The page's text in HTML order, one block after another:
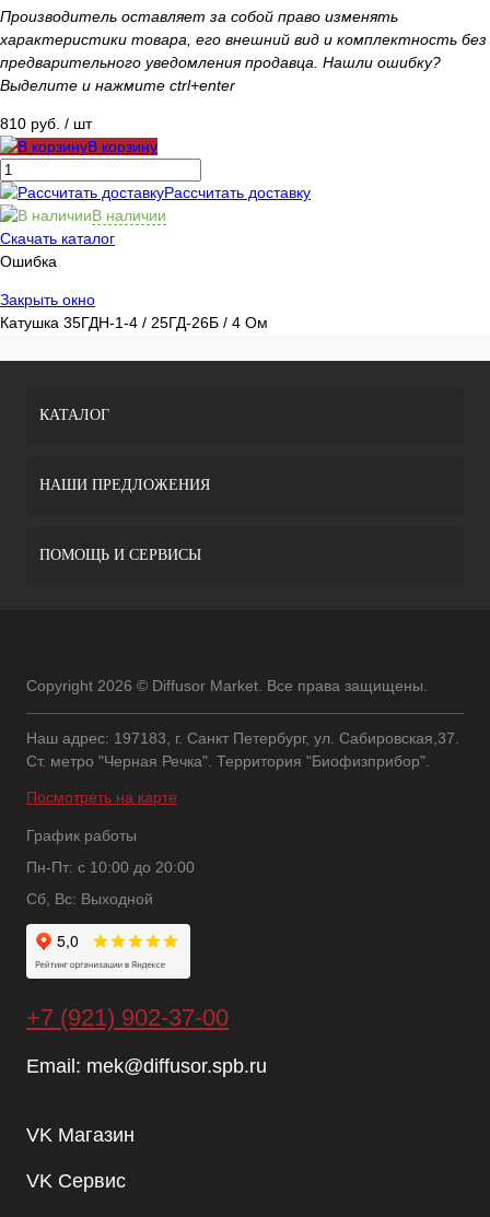
Производитель оставляет за собой право изменять
характеристики товара, его внешний вид и комплектность без
предварительного уведомления продавца. Нашли ошибку?
Выделите и нажмите ctrl+enter
810 руб. / шт
В корзину
Рассчитать доставку
В наличии
Скачать каталог
Ошибка
Закрыть окно
Катушка 35ГДН-1-4 / 25ГД-26Б / 4 Ом
КАТАЛОГ
НАШИ ПРЕДЛОЖЕНИЯ
ПОМОЩЬ И СЕРВИСЫ
Copyright 2026 © Diffusor Market. Все права защищены.
Наш адрес: 197183, г. Санкт Петербург, ул. Сабировская,37.
Ст. метро "Черная Речка". Территория "Биофизприбор".
Посмотреть на карте
График работы
Пн-Пт: с 10:00 до 20:00
Сб, Вс: Выходной
+7 (921) 902-37-00
Email: mek@diffusor.spb.ru
VK Магазин
VK Сервис